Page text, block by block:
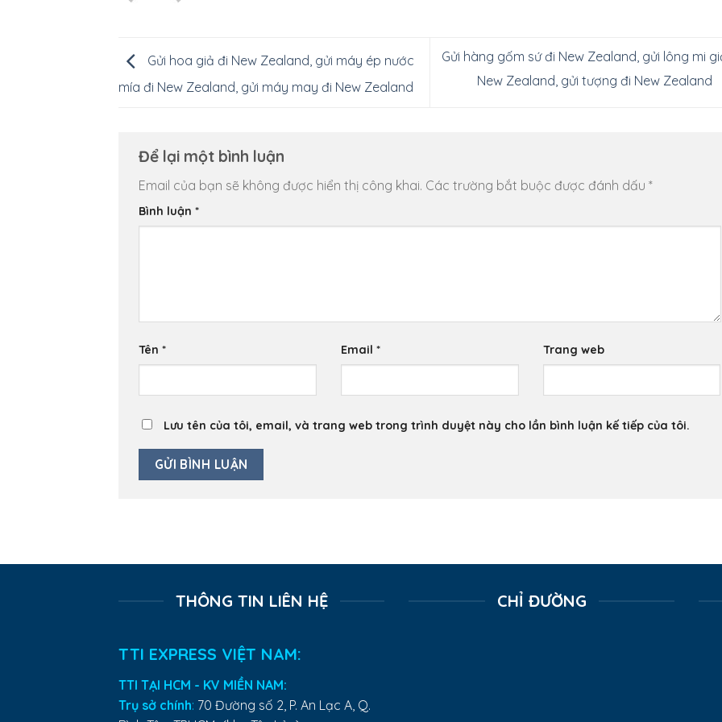
Gửi hoa giả đi New Zealand, gửi máy ép nước
mía đi New Zealand, gửi máy may đi New Zealand
Gửi hàng gốm sứ đi New Zealand, gửi lông mi
New Zealand, gửi tượng đi New Zealand
Để lại một bình luận
Email của bạn sẽ không được hiển thị công khai. Các trường bắt buộc được đánh dấu *
Bình luận *
Tên * Email * Trang web
Lưu tên của tôi, email, và trang web trong trình duyệt này cho lần bình luận kế tiếp của tôi.
THÔNG TIN LIÊN HỆ
TTI EXPRESS VIỆT NAM:
TTI TẠI HCM - KV MIỀN NAM:
Trụ sở chính: 70 Đường số 2, P. An Lạc A, Q.
CHỈ ĐƯỜNG